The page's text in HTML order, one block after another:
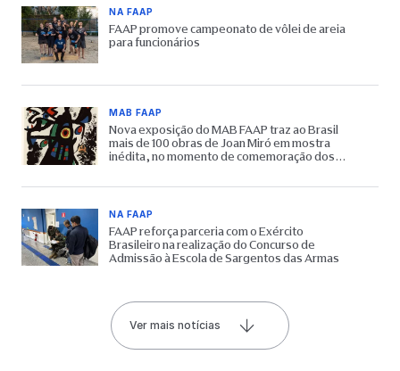
NA FAAP
FAAP promove campeonato de vôlei de areia
para funcionários
MAB FAAP
Nova exposição do MAB FAAP traz ao Brasil
mais de 100 obras de Joan Miró em mostra
inédita, no momento de comemoração dos
NA FAAP
FAAP reforça parceria com o Exército
Brasileiro na realização do Concurso de
Admissão à Escola de Sargentos das Armas
Ver mais notícias